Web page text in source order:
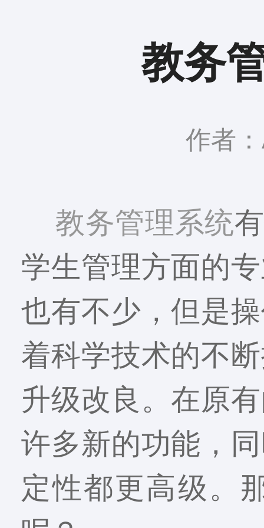
教务
作者
教务管理系统
学生管理方面的
也有不少，但是
着科学技术的不
升级改良。在原
许多新的功能，
定性都更高级。